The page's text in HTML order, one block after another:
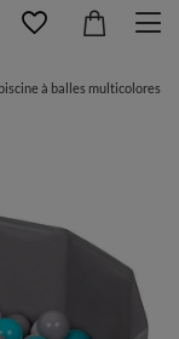
piscine à balles multicolores